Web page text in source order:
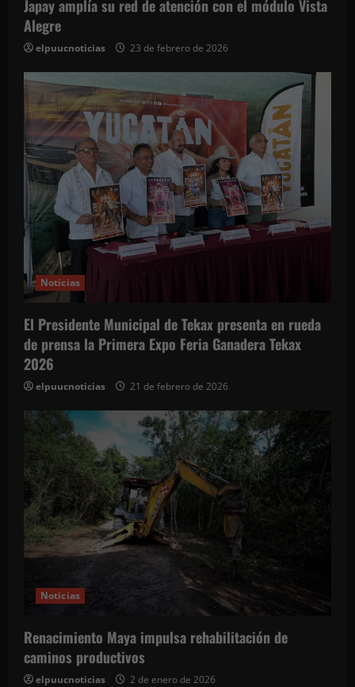
r
a
d
a
s
Japay amplía su red de atención con el módulo Vista
Alegre
elpuucnoticias 23 de febrero de 2026
Noticias
El Presidente Municipal de Tekax presenta en rueda
de prensa la Primera Expo Feria Ganadera Tekax
2026
elpuucnoticias 21 de febrero de 2026
Noticias
Renacimiento Maya impulsa rehabilitación de
caminos productivos
elpuucnoticias 2 de enero de 2026